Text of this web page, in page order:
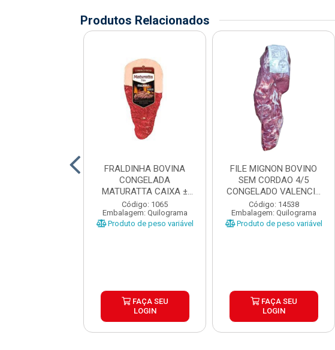
Produtos Relacionados
FRALDINHA BOVINA
CONGELADA
MATURATTA CAIXA ±
15KG
Código: 1065
Embalagem: Quilograma
Produto de peso variável
FAÇA SEU
LOGIN
FILE MIGNON BOVINO
SEM CORDAO 4/5
CONGELADO VALENCIO
CAIXA ±...
Código: 14538
Embalagem: Quilograma
Produto de peso variável
FAÇA SEU
LOGIN